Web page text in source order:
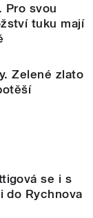
Pro svou
tuku mají
Zelené zlato
se i s
do Rychnova